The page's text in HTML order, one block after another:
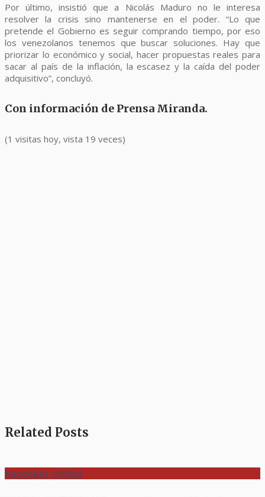
Por último, insistió que a Nicolás Maduro no le interesa
resolver la crisis sino mantenerse en el poder. “Lo que
pretende el Gobierno es seguir comprando tiempo, por eso
los venezolanos tenemos que buscar soluciones. Hay que
priorizar lo económico y social, hacer propuestas reales para
sacar al país de la inflación, la escasez y la caída del poder
adquisitivo”, concluyó.
Con información de Prensa Miranda.
(1 visitas hoy, vista 19 veces)
Related Posts
Nacionales, Política